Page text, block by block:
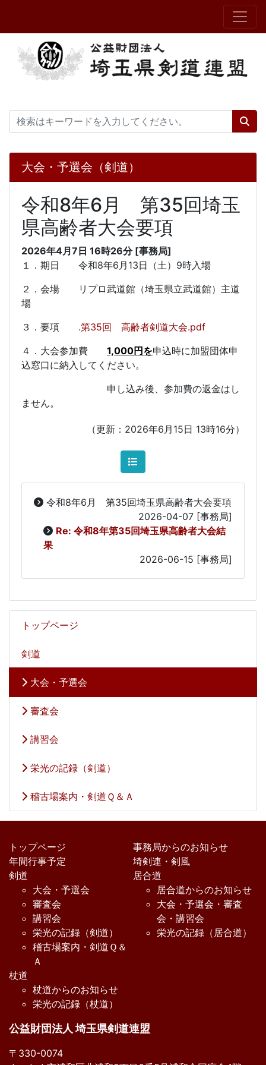
トップページ
剣道
大会・予選会
審査会
講習会
栄光の記録（剣道）
稽古場案内・剣道Ｑ＆Ａ
大会・予選会（剣道）
令和8年6月 第35回埼玉
県高齢者大会要項
2026年4月7日 16時26分 [事務局]
１．期日 令和8年6月13日（土）9時入場
２．会場 リプロ武道館（埼玉県立武道館）主道
場
３．要項 .第35回 高齢者剣道大会.pdf
４．大会参加費 1,000円を申込時に加盟団体申
込窓口に納入してください。
申し込み後、参加費の返金はし
ません。
（更新：2026年6月15日 13時16分）
令和8年6月 第35回埼玉県高齢者大会要項
2026-04-07 [事務局]
Re: 令和8年第35回埼玉県高齢者大会結
果
2026-06-15 [事務局]
トップページ
事務局からのお知らせ
年間行事予定
埼剣連・剣風
剣道
大会・予選会
審査会
講習会
栄光の記録（剣道）
稽古場案内・剣道Ｑ＆
Ａ
居合道
居合道からのお知らせ
大会・予選会・審査
会・講習会
栄光の記録（居合道）
杖道
杖道からのお知らせ
栄光の記録（杖道）
公益財団法人 埼玉県剣道連盟
〒330-0074